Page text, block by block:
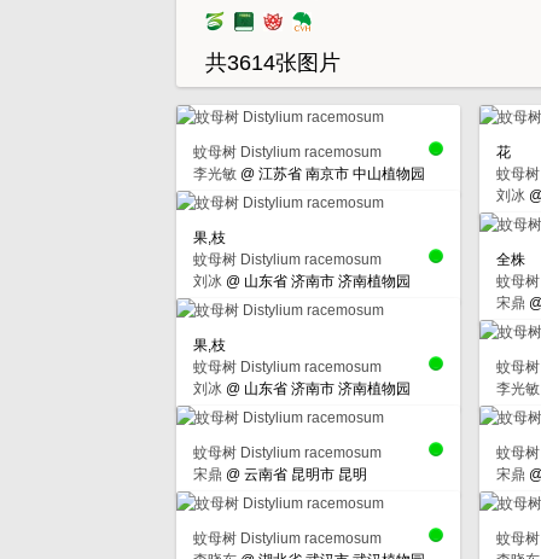
共3614张图片
蚊母树 Distylium racemosum
李光敏 @江苏省 南京市 中山植物园
花
蚊母
刘冰
果,枝
蚊母树 Distylium racemosum
刘冰 @山东省 济南市 济南植物园
全株
蚊母
宋鼎
果,枝
蚊母树 Distylium racemosum
刘冰 @山东省 济南市 济南植物园
蚊母
李光敏
蚊母树 Distylium racemosum
宋鼎 @云南省 昆明市 昆明
蚊母
宋鼎
蚊母树 Distylium racemosum
蚊母